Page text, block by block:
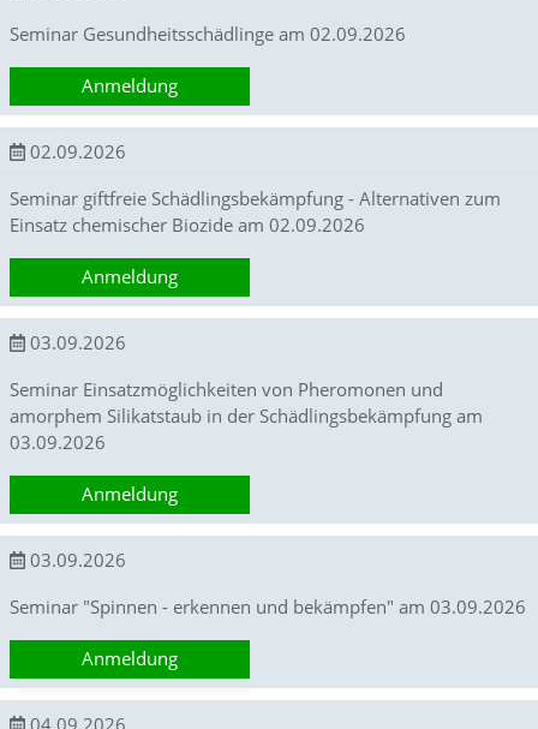
s
d
e
s
e
p
t
i
n
a
u
g
e
w
t
i
s
t
D
s
A
Seminar Gesundheitsschädlinge am 02.09.2026
Anmeldung
02.09.2026
Seminar giftfreie Schädlingsbekämpfung - Alternativen zum
Einsatz chemischer Biozide am 02.09.2026
Anmeldung
03.09.2026
Seminar Einsatzmöglichkeiten von Pheromonen und
amorphem Silikatstaub in der Schädlingsbekämpfung am
03.09.2026
Anmeldung
03.09.2026
Seminar "Spinnen - erkennen und bekämpfen" am 03.09.2026
Anmeldung
04.09.2026